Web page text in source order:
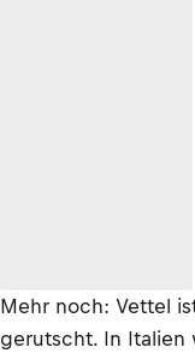
Mehr noch: Vettel
gerutscht. In